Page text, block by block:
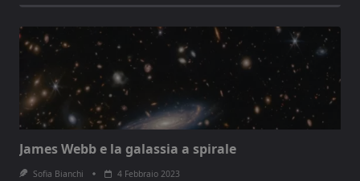
James Webb e la galassia a spirale
Sofia Bianchi 4 Febbraio 2023